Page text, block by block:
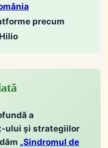
precum
a
ului și strategiilor
„Sindromul de